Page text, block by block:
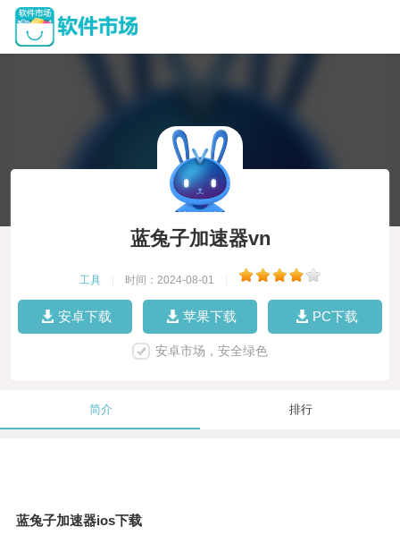
蓝兔子加速器vn
工具 时间：2024-08-01
安卓下载 苹果下载 PC下载
安卓市场，安全绿色
简介 排行
蓝兔子加速器ios下载